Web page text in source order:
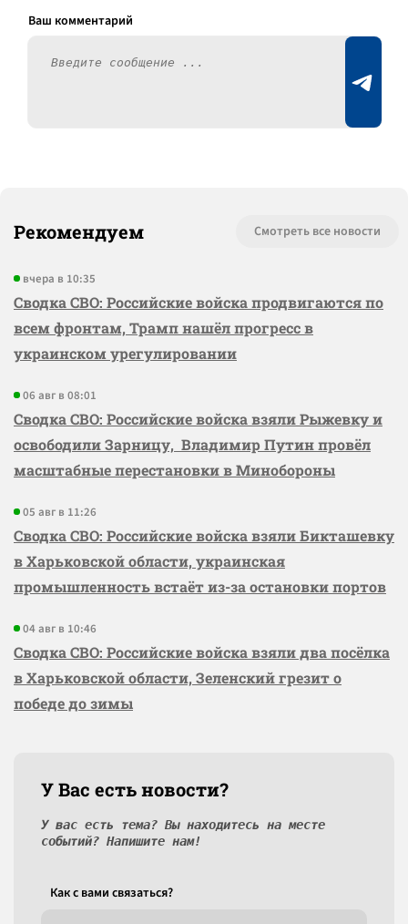
Рекомендуем Смотреть все новости
вчера в 10:35
Сводка СВО: Российские войска продвигаются по
всем фронтам, Трамп нашёл прогресс в
украинском урегулировании
06 авг в 08:01
Сводка СВО: Российские войска взяли Рыжевку и
освободили Зарницу, Владимир Путин провёл
масштабные перестановки в Минобороны
05 авг в 11:26
Сводка СВО: Российские войска взяли Бикташевку
в Харьковской области, украинская
промышленность встаёт из-за остановки портов
04 авг в 10:46
Сводка СВО: Российские войска взяли два посёлка
в Харьковской области, Зеленский грезит о
победе до зимы
У Вас есть новости?
У вас есть тема? Вы находитесь на месте
событий? Напишите нам!
Как c вами связаться?